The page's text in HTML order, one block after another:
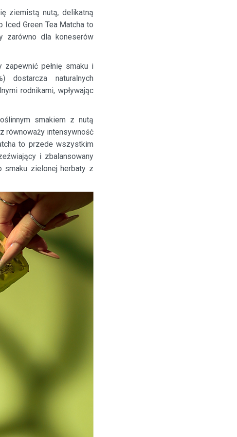
ziemistą nutą, delikatną
Iced Green Tea Matcha to
zarówno dla koneserów
zapewnić pełnię smaku i
dostarcza naturalnych
rodnikami, wpływając
smakiem z nutą
równoważy intensywność
to przede wszystkim
i zbalansowany
smaku zielonej herbaty z